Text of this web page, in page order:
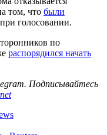
том, что были
при голосовании.
по
распорядился начать
Подписывайтесь